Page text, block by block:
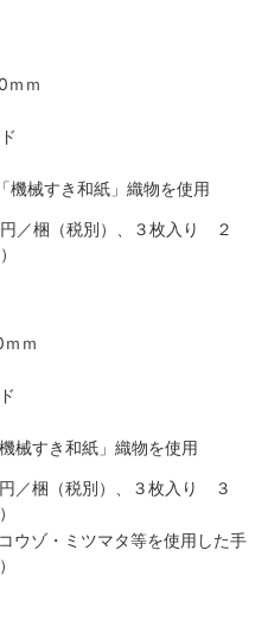
ｍｍ
機械すき和紙」織物を使用
／梱（税別）、３枚入り ２
ｍ
械すき和紙」織物を使用
／梱（税別）、３枚入り ３
ウゾ・ミツマタ等を使用した手